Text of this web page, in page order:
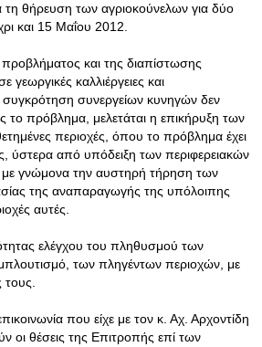
θήρευση των αγριοκούνελων για δύο
και 15 Μαΐου 2012.
και της διαπίστωσης
καλλιέργειες και
συγκρότηση συνεργείων κυνηγών δεν
το πρόβλημα, μελετάται η επικήρυξη των
περιοχές, όπου το πρόβλημα έχει
ύστερα από υπόδειξη των περιφερειακών
γνώμονα την αυστηρή τήρηση των
της αναπαραγωγής της υπόλοιπης
αυτές.
ελέγχου του πληθυσμού των
των πληγέντων περιοχών, με
που είχε με τον κ. Αχ. Αρχοντίδη
οι θέσεις της Επιτροπής επί των